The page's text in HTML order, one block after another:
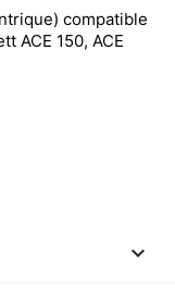
compatible
ACE 150, ACE
